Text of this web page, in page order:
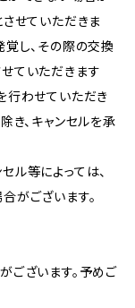
せていただきま
し、その際の交換
ていただきます
行わせていただき
き、キャンセルを承
ル等によっては、
がございます。
ございます。予めご